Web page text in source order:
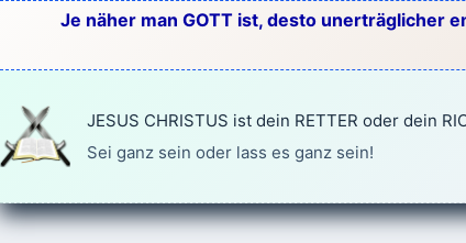
springen
Je näher man GOTT ist, desto unerträglicher
JESUS CHRISTUS ist dein RETTER oder dein
Sei ganz sein oder lass es ganz sein!